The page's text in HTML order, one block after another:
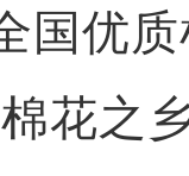
优质
花之